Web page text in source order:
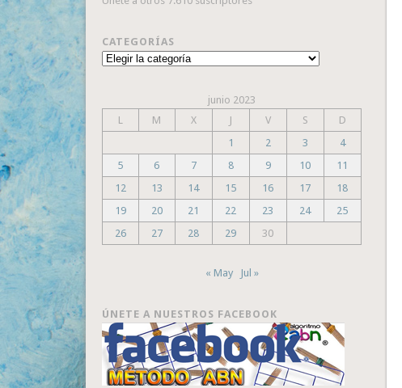
CATEGORÍAS
Categorías
junio 2023
L
M X J V S
D
1
2 3
4
5
6 7 8 9 10
11
12
13 14 15 16 17
18
19
20 21 22 23 24
25
26
27 28 29 30
« May Jul »
ÚNETE A NUESTROS FACEBOOK